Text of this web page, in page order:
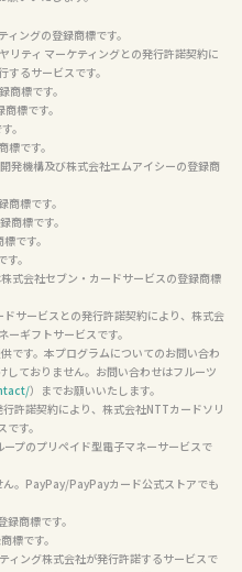
ングの登録商標です。
リティ マーケティングとの発行許諾契約に
るサービスです。
商標です。
標です。
。
です。
発機構及び株式会社エムアイシーの登録商
標です。
商標です。
です。
。
式会社セブン・カードサービスの登録商標
サービスとの発行許諾契約により、株式会
ギフトサービスです。
しておりません。お問い合わせはフルーツ
）までお願いいたします。
許諾契約により、株式会社NTTカードソリ
す。
プのプリペイド型電子マネーサービスで
。PayPay/PayPayカード公式ストアでも
商標です。
標です。
ィング株式会社が発行許諾するサービスで